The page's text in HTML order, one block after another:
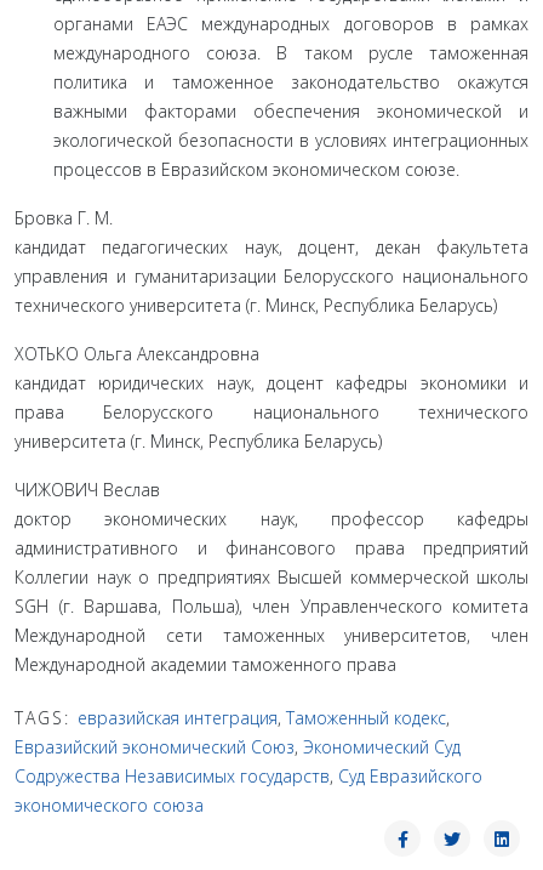
органами ЕАЭС международных договоров в рамках
международного союза. В таком русле таможенная
политика и таможенное за­конодательство окажутся
важными факторами обеспечения экономической и
экологической безопасности в условиях ин­теграционных
процессов в Евразийском экономическом со­юзе.
Бровка Г. М.
кандидат педагогических наук, доцент, декан факультета
управления и гуманитаризации Белорусского национального
технического университета (г. Минск, Республика Беларусь)
ХОТЬКО Ольга Александровна
кандидат юридических наук, доцент кафедры экономики и
права Белорусского национального технического
университета (г. Минск, Республика Беларусь)
ЧИЖОВИЧ Веслав
доктор экономических наук, профессор кафедры
административного и финансового права предприятий
Коллегии наук о предприятиях Высшей коммерческой школы
SGH (г. Варшава, Польша), член Управленческого комитета
Международной сети таможенных университетов, член
Международной академии таможенного права
TAGS: евразийская интеграция,Таможенный кодекс,
Евразийский экономический Союз, Экономический Суд
Содружества Независимых государств, Суд Евразийского
экономического союза